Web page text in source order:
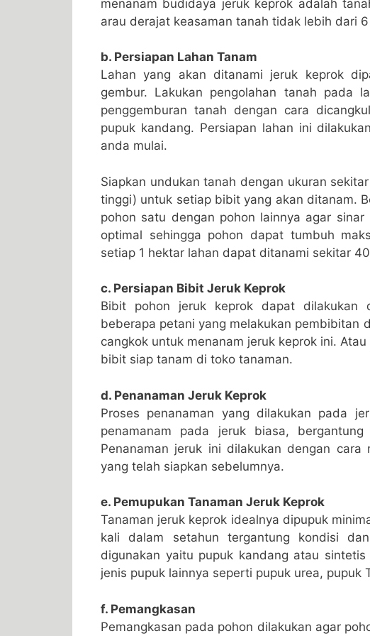
menanam budidaya jeruk keprok adalah
arau derajat keasaman tanah tidak lebih dari
b. Persiapan Lahan Tanam
Lahan yang akan ditanami jeruk keprok
gembur. Lakukan pengolahan tanah pada
penggemburan tanah dengan cara
pupuk kandang. Persiapan lahan ini
anda mulai.
Siapkan undukan tanah dengan ukuran
tinggi) untuk setiap bibit yang akan ditanam.
pohon satu dengan pohon lainnya agar
optimal sehingga pohon dapat tumbuh
setiap 1 hektar lahan dapat ditanami sekitar
c. Persiapan Bibit Jeruk Keprok
Bibit pohon jeruk keprok dapat dilakukan
beberapa petani yang melakukan pembibitan
cangkok untuk menanam jeruk keprok ini.
bibit siap tanam di toko tanaman.
d. Penanaman Jeruk Keprok
Proses penanaman yang dilakukan pada
penamanam pada jeruk biasa,
Penanaman jeruk ini dilakukan dengan
yang telah siapkan sebelumnya.
e. Pemupukan Tanaman Jeruk Keprok
Tanaman jeruk keprok idealnya dipupuk
kali dalam setahun tergantung kondisi
digunakan yaitu pupuk kandang atau
jenis pupuk lainnya seperti pupuk urea, pupuk
f. Pemangkasan
Pemangkasan pada pohon dilakukan agar